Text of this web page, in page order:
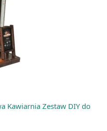
Kawiarnia Zestaw DIY do